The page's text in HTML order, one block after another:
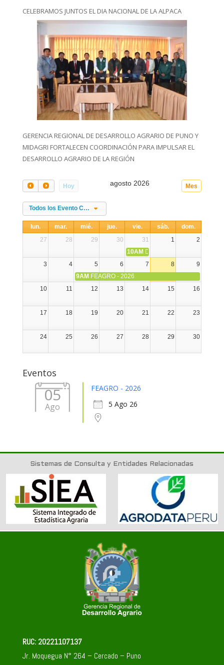
CELEBRAMOS JUNTOS EL DIA NACIONAL DE LA ALPACA
GERENCIA REGIONAL DE DESARROLLO AGRARIO DE PUNO Y
MIDAGRI FORTALECEN COORDINACIÓN PARA IMPULSAR EL
DESARROLLO AGRARIO DE LA REGIÓN
Hoy Mes
agosto 2026
Todos los Evento Categories
lun. mar. mié. jue. vie. sáb.
dom.
27
28 29 30 31 1
2
10AM DIA NACIONAL DE LA
3
4 5 6 7 8
9
9AM FEAGRO - 2026
10
11 12 13 14 15 16
17 18 19 20 21 22 23
24 25 26 27 28 29 30
Eventos
05
Ago
FEAGRO - 2026
5 Ago 26
Sistemas de Consulta y Entidades Relacionadas
RUC: 20221107137
Jr. Moquegua N° 264 – Cercado – Puno